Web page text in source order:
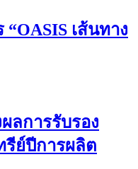
เส้นทาง
ลการรับรอง
รีย์ปีการผลิต